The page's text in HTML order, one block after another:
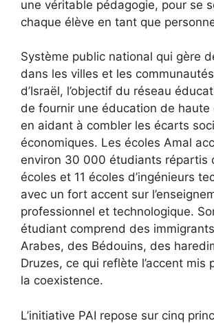
une véritable pédagogie, pour se
chaque élève en tant que
Système public national qui gère
dans les villes et les
d’Israël, l’objectif du réseau
de fournir une éducation de
en aidant à combler les écarts
économiques. Les écoles Amal
environ 30 000 étudiants répartis
écoles et 11 écoles d’ingénieurs
avec un fort accent sur
professionnel et technologique.
étudiant comprend des
Arabes, des Bédouins, des
Druzes, ce qui reflète l’accent mis
la coexistence.
L’initiative PAI repose sur cinq